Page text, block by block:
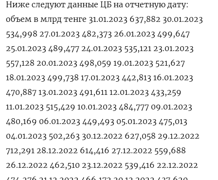
Ниже следуют данные ЦБ на отчетную дату:
объем в млрд тенге 31.01.2023 637,882 30.01.2023
534,998 27.01.2023 482,373 26.01.2023 499,647
25.01.2023 489,477 24.01.2023 535,121 23.01.2023
557,128 20.01.2023 498,059 19.01.2023 521,627
18.01.2023 499,738 17.01.2023 442,813 16.01.2023
470,887 13.01.2023 491,611 12.01.2023 433,259
11.01.2023 515,429 10.01.2023 484,777 09.01.2023
480,169 06.01.2023 449,493 05.01.2023 475,013
04.01.2023 502,263 30.12.2022 627,058 29.12.2022
712,291 28.12.2022 614,416 27.12.2022 559,688
26.12.2022 462,510 23.12.2022 539,416 22.12.2022